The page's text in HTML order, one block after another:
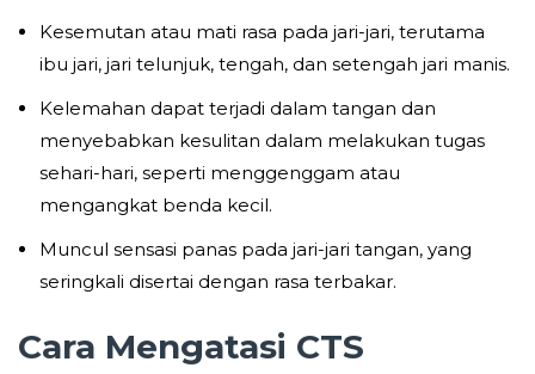
Kesemutan atau mati rasa pada jari-jari, terutama
ibu jari, jari telunjuk, tengah, dan setengah jari manis.
Kelemahan dapat terjadi dalam tangan dan
menyebabkan kesulitan dalam melakukan tugas
sehari-hari, seperti menggenggam atau
mengangkat benda kecil.
Muncul sensasi panas pada jari-jari tangan, yang
seringkali disertai dengan rasa terbakar.
Cara Mengatasi CTS